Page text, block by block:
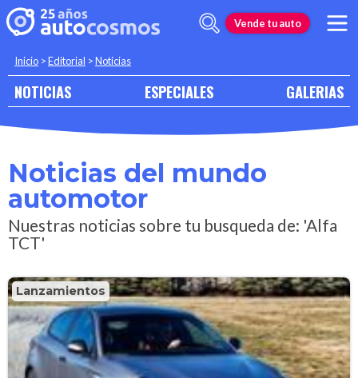
Vende tu auto
Inicio >Editorial >Noticias
NOTICIAS ESPECIALES GALERIAS
Noticias del mundo
automotor
Nuestras noticias sobre tu busqueda de: 'Alfa
TCT'
Lanzamientos